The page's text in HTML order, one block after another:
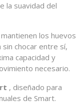
la suavidad del
los huevos
chocar entre sí,
capacidad y
necesario.
, diseñado para
de Smart.